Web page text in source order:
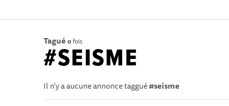
Tagué 0fois
#SEISME
Il n'y a aucune annonce taggué#seisme